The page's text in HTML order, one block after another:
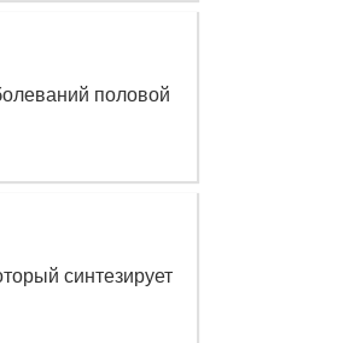
половой
синтезирует